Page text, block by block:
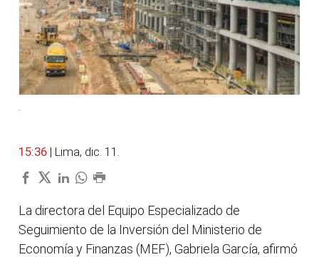
.
15:36 | Lima, dic. 11.
La directora del Equipo Especializado de
Seguimiento de la Inversión del Ministerio de
Economía y Finanzas (MEF), Gabriela García, afirmó